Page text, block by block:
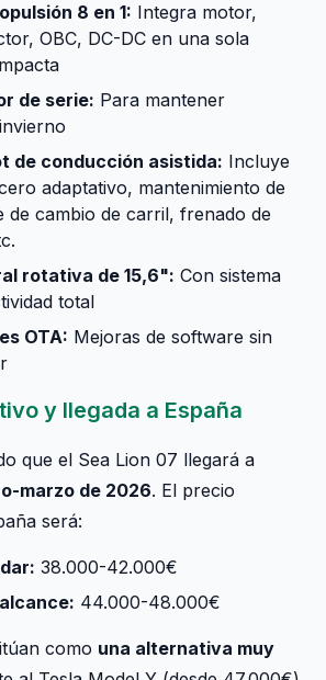
8 en 1: Integra motor,
OBC, DC-DC en una sola
de serie: Para mantener
de conducción asistida: Incluye
adaptativo, mantenimiento de
de cambio de carril, frenado de
rotativa de 15,6": Con sistema
total
OTA: Mejoras de software sin
y llegada a España
que el Sea Lion 07 llegará a
marzo de 2026. El precio
será:
38.000-42.000€
44.000-48.000€
como una alternativa muy